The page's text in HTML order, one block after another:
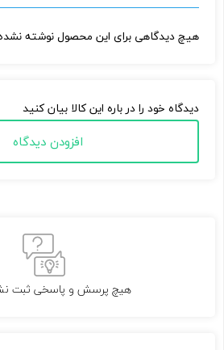
دیدگاه خود را در باره این کالا بیان کنید
افزودن دیدگاه
هیچ دیدگاهی برای این محصول نوشته
هیچ پرسش و پاسخی ثبت